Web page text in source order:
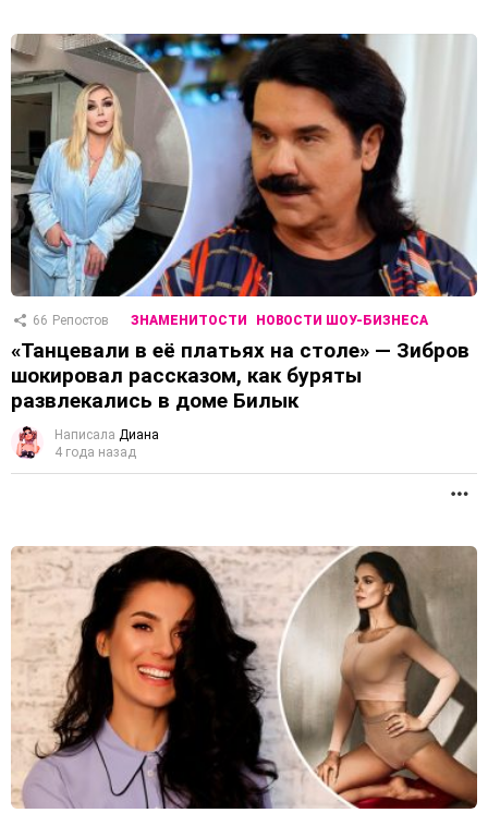
66 Репостов ЗНАМЕНИТОСТИ НОВОСТИ ШОУ-БИЗНЕСА
«Танцевали в её платьях на столе» — Зибров
шокировал рассказом, как буряты
развлекались в доме Билык
Написала Диана
4 года назад